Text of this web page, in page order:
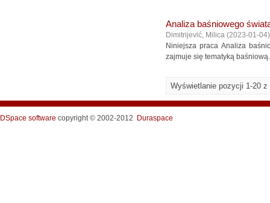
Analiza baśniowego
Dimitrijević, Milica (2023-01-04)
Niniejsza praca Analiza
zajmuje się tematyką
Wyświetlanie pozycji 1-20 z
DSpace software copyright © 2002-2012 Duraspace